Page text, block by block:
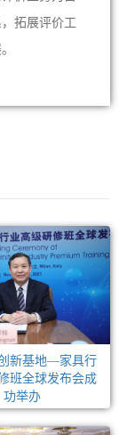
拓展评价工
新基地—家具行
班全球发布会成
功举办